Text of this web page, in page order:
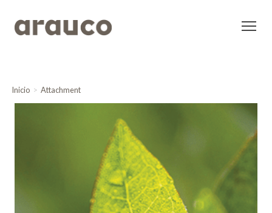
Inicio Attachment